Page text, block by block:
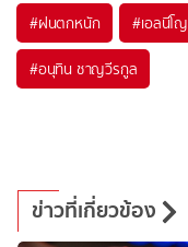
#ฝนตกหนัก #เอลนีโญ
#อนุทิน ชาญวีรกูล
ข่าวที่เกี่ยวข้อง